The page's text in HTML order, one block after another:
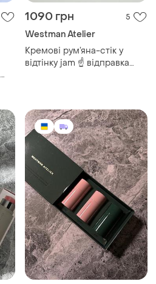
1090 грн 5
Westman Atelier
Кремові рум’яна-стік у
відтінку jam ☝️ відправка